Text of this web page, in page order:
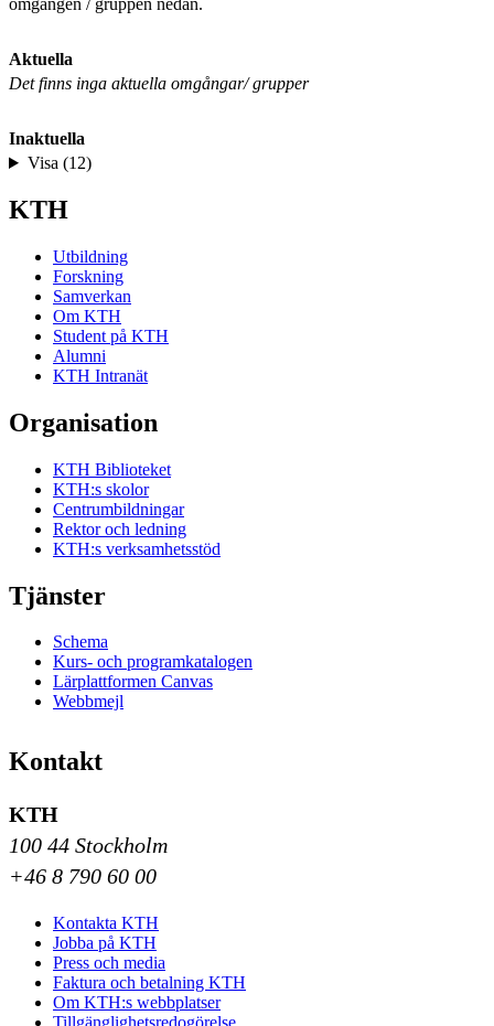
omgången / gruppen nedan.
Aktuella
Det finns inga aktuella omgångar/ grupper
Inaktuella
Visa (12)
KTH
Utbildning
Forskning
Samverkan
Om KTH
Student på KTH
Alumni
KTH Intranät
Organisation
KTH Biblioteket
KTH:s skolor
Centrumbildningar
Rektor och ledning
KTH:s verksamhetsstöd
Tjänster
Schema
Kurs- och programkatalogen
Lärplattformen Canvas
Webbmejl
Kontakt
KTH
100 44 Stockholm
+46 8 790 60 00
Kontakta KTH
Jobba på KTH
Press och media
Faktura och betalning KTH
Om KTH:s webbplatser